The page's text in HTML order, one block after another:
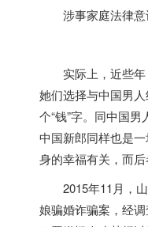
涉事家庭法律
实际上，近些年
她们选择与中国男
个“钱”字。同中国男
中国新郎同样也是
身的幸福有关，而后
2015年11月，
娘骗婚诈骗案，经调